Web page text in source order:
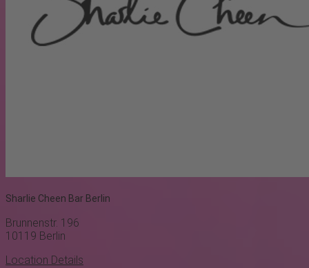
Sharlie Cheen Bar Berlin
Brunnenstr. 196
10119 Berlin
Location Details